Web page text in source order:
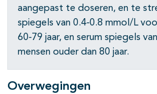
aangepast te doseren, en te
spiegels van 0.4‐0.8 mmol/L
60‐79 jaar, en serum spiegels
mensen ouder dan 80 jaar.
Overwegingen